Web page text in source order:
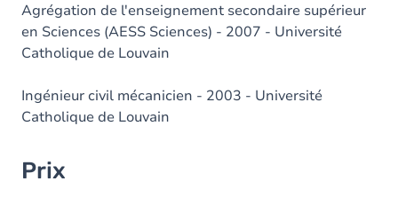
Agrégation de l'enseignement secondaire supérieur
en Sciences (AESS Sciences) - 2007 - Université
Catholique de Louvain
Ingénieur civil mécanicien - 2003 - Université
Catholique de Louvain
Prix